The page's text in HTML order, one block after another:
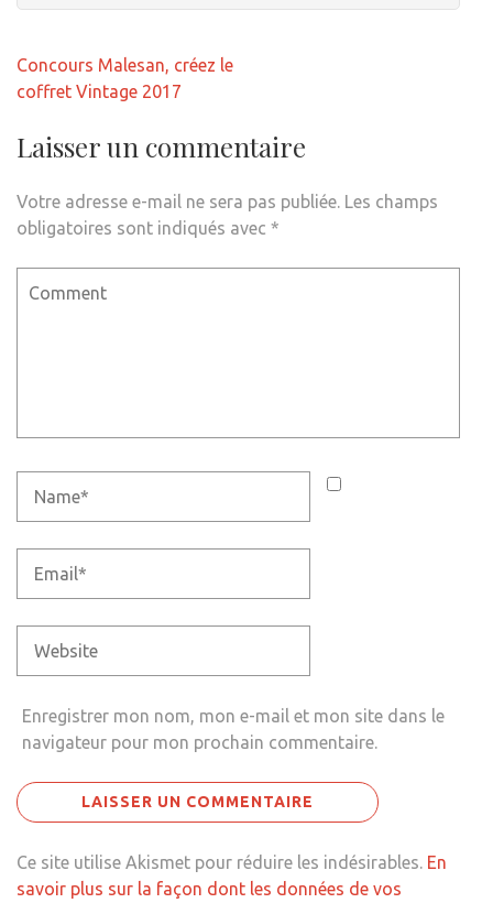
Navigation
de
Concours Malesan, créez le
coffret Vintage 2017
Laisser un commentaire
Votre adresse e-mail ne sera pas publiée. Les champs
obligatoires sont indiqués avec *
Enregistrer mon nom, mon e-mail et mon site dans le
navigateur pour mon prochain commentaire.
Ce site utilise Akismet pour réduire les indésirables. En
savoir plus sur la façon dont les données de vos